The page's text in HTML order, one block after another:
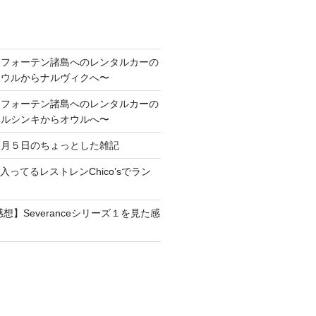
ォーテン諸島へのレンタルカーの
ルからナルヴィクへ〜
ォーテン諸島へのレンタルカーの
シンキからオウルへ〜
５日のちょっとした雑記
ってるレストレンChico’sでラン
想】Severanceシリーズ１を見た感